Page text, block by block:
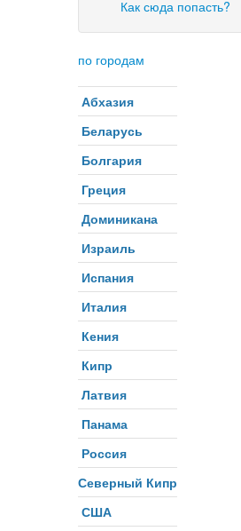
Как сюда попасть?
по городам
Абхазия
Беларусь
Болгария
Греция
Доминикана
Израиль
Испания
Италия
Кения
Кипр
Латвия
Панама
Россия
Северный Кипр
США